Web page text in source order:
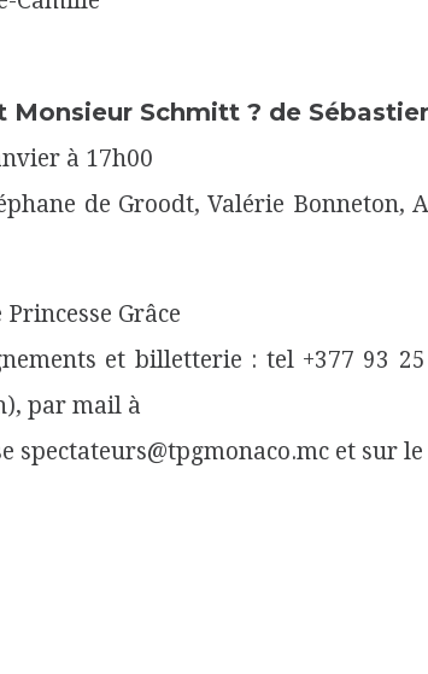
Monsieur Schmitt ? de
à 17h00
de Groodt, Valérie Bonneton,
Grâce
et billetterie : tel +377 93
par mail à
spectateurs@tpgmonaco.mc et sur